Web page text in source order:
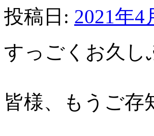
投稿日: 2021年4
すっごくお久
皆様、もうご存